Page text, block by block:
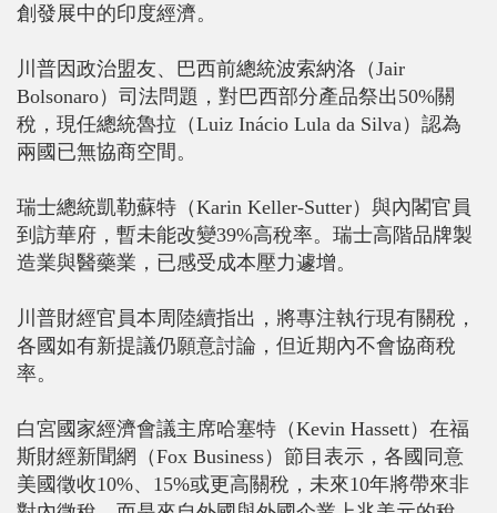
創發展中的印度經濟。
川普因政治盟友、巴西前總統波索納洛（Jair
Bolsonaro）司法問題，對巴西部分產品祭出50%關
稅，現任總統魯拉（Luiz Inácio Lula da Silva）認為
兩國已無協商空間。
瑞士總統凱勒蘇特（Karin Keller-Sutter）與內閣官員
到訪華府，暫未能改變39%高稅率。瑞士高階品牌製
造業與醫藥業，已感受成本壓力遽增。
川普財經官員本周陸續指出，將專注執行現有關稅，
各國如有新提議仍願意討論，但近期內不會協商稅
率。
白宮國家經濟會議主席哈塞特（Kevin Hassett）在福
斯財經新聞網（Fox Business）節目表示，各國同意
美國徵收10%、15%或更高關稅，未來10年將帶來非